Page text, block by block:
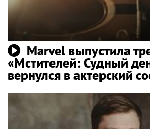
Marvel выпустила
«Мстителей: Судный
вернулся в актерский